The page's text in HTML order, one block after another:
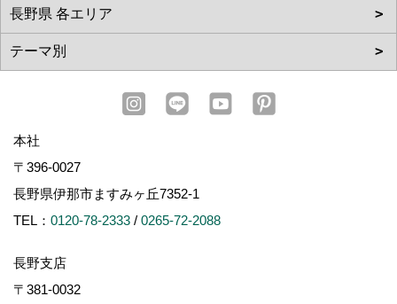
本社
〒396-0027
長野県伊那市ますみヶ丘7352-1
TEL： 0120-78-2333 / 0265-72-2088
長野支店
〒381-0032